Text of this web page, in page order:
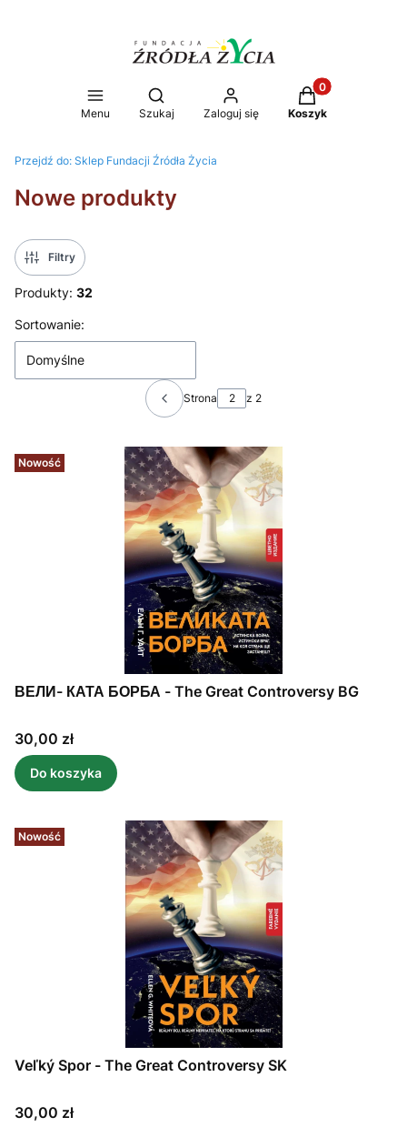
Menu
Otwórz wyszukiwarkę
Szukaj Zaloguj się
Produkty w
Koszyk
Przejdź do: Sklep Fundacji Źródła Życia
Nowe produkty
Filtry
Produkty: 32
Lista produktów
Sortowanie:
Domyślne
Poprzednie produkty
Strona z 2
Nowość
ВЕЛИ- КАТА БОРБА - The Great Controversy BG
Cena
30,00 zł
Do koszyka
Nowość
Veľký Spor - The Great Controversy SK
Cena
30,00 zł